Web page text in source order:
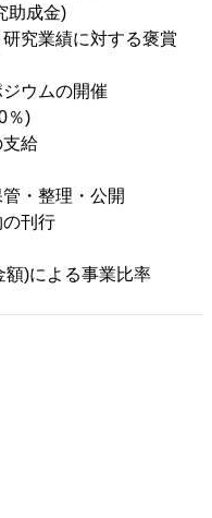
助成金)
究業績に対する褒賞
ウムの開催
％)
給
・整理・公開
刊行
)による事業比率